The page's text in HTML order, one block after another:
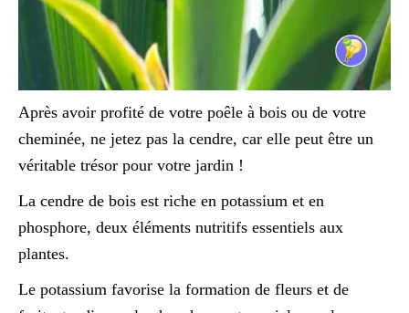
Après avoir profité de votre poêle à bois ou de votre
cheminée, ne jetez pas la cendre, car elle peut être un
véritable trésor pour votre jardin !
La cendre de bois est riche en potassium et en
phosphore, deux éléments nutritifs essentiels aux
plantes.
Le potassium favorise la formation de fleurs et de